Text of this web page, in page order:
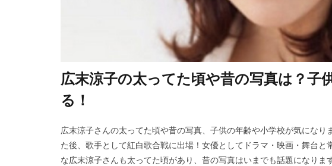
広末涼子の太ってた頃や昔の写真は？子
る！
広末涼子さんの太ってた頃や昔の写真、子供の年齢や小学校が気にな
た後、歌手として紅白歌合戦に出場！女優としてドラマ・映画・舞台
な広末涼子さんも太ってた頃があり、昔の写真はいまでも話題になりま